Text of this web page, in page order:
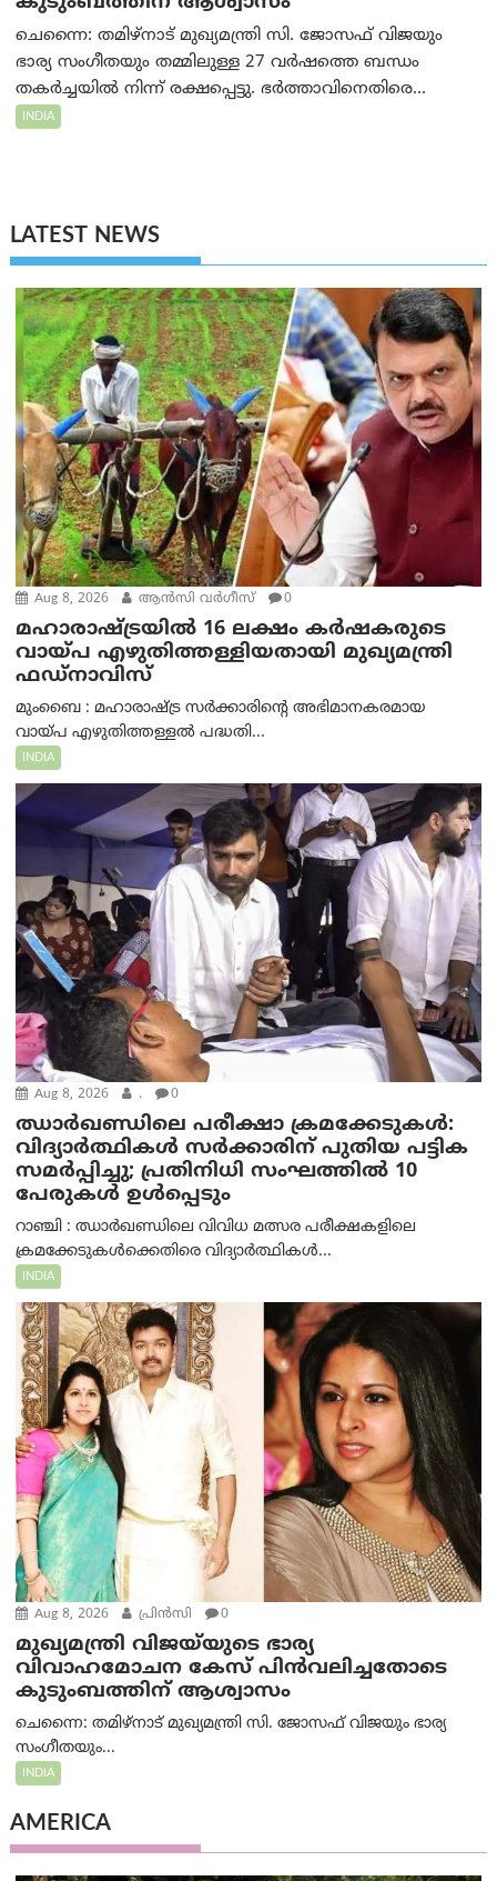
ചെന്നൈ: തമിഴ്‌നാട് മുഖ്യമന്ത്രി സി. ജോസഫ് വിജയും
ഭാര്യ സംഗീതയും തമ്മിലുള്ള 27 വർഷത്തെ ബന്ധം
തകർച്ചയിൽ നിന്ന് രക്ഷപ്പെട്ടു. ഭർത്താവിനെതിരെ...
INDIA
LATEST NEWS
Aug 8, 2026 ആന്‍സി വര്‍ഗീസ് 0
മഹാരാഷ്ട്രയിൽ 16 ലക്ഷം കർഷകരുടെ
വായ്പ എഴുതിത്തള്ളിയതായി മുഖ്യമന്ത്രി
ഫഡ്‌നാവിസ്
മുംബൈ : മഹാരാഷ്ട്ര സർക്കാരിന്റെ അഭിമാനകരമായ
വായ്പ എഴുതിത്തള്ളൽ പദ്ധതി...
INDIA
Aug 8, 2026 . 0
ഝാര്‍ഖണ്ഡിലെ പരീക്ഷാ ക്രമക്കേടുകള്‍:
വിദ്യാർത്ഥികൾ സർക്കാരിന് പുതിയ പട്ടിക
സമർപ്പിച്ചു; പ്രതിനിധി സംഘത്തിൽ 10
പേരുകൾ ഉൾപ്പെടും
റാഞ്ചി : ഝാർഖണ്ഡിലെ വിവിധ മത്സര പരീക്ഷകളിലെ
ക്രമക്കേടുകൾക്കെതിരെ വിദ്യാർത്ഥികൾ...
INDIA
Aug 8, 2026 പ്രിന്‍സി 0
മുഖ്യമന്ത്രി വിജയ്‌യുടെ ഭാര്യ
വിവാഹമോചന കേസ് പിൻവലിച്ചതോടെ
കുടുംബത്തിന് ആശ്വാസം
ചെന്നൈ: തമിഴ്‌നാട് മുഖ്യമന്ത്രി സി. ജോസഫ് വിജയും ഭാര്യ
സംഗീതയും...
INDIA
AMERICA